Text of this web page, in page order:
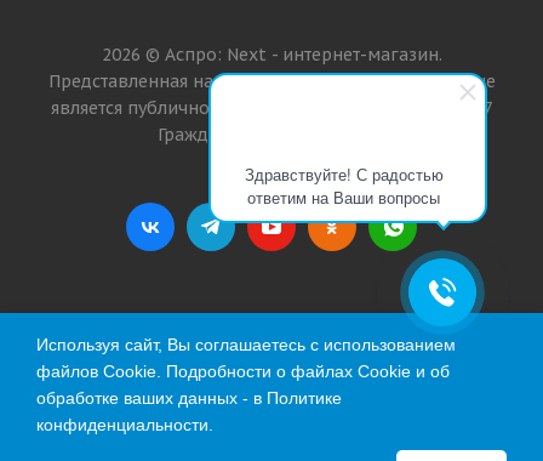
Здравствуйте! С радостью
ответим на Ваши вопросы
2026 © Аспро: Next - интернет-магазин.
Представленная на сайте информация о товарах не
является публичной офертой в значении п. 2 ст. 437
Гражданского кодекса РФ.
Используя сайт, Вы соглашаетесь с использованием
файлов Cookie. Подробности о файлах Cookie и об
обработке ваших данных - в Политике
конфиденциальности.